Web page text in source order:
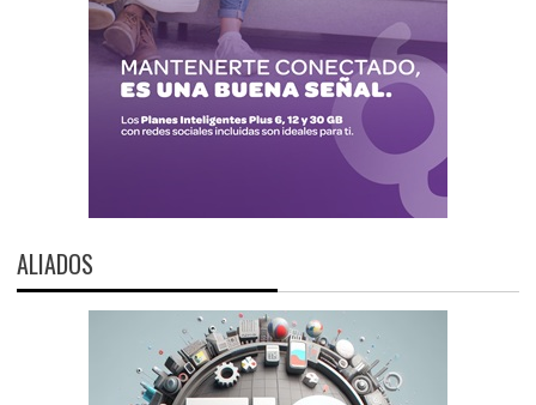
ALIADOS